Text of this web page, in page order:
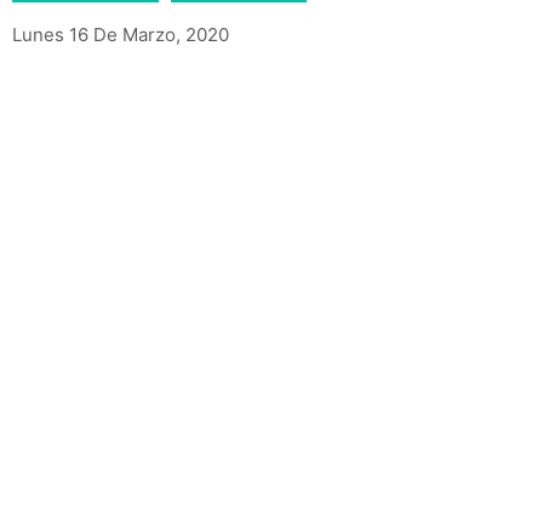
Lunes 16 De Marzo, 2020